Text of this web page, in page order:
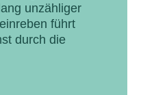
unzähliger
führt
durch die